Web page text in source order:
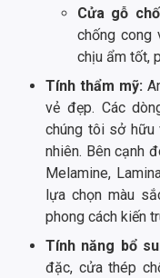
Cửa gỗ
chống cong
chịu ẩm tốt,
Tính thẩm mỹ:
vẻ đẹp. Các
chúng tôi sở
nhiên. Bên cạnh
Melamine,
lựa chọn màu
phong cách kiến
Tính năng bổ
đặc, cửa thép